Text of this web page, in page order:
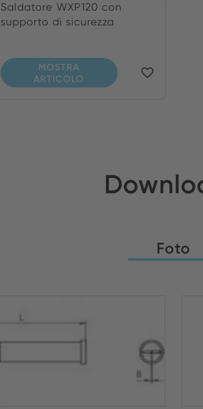
Saldatore WXP120 con
supporto di sicurezza
MOSTRA
ARTICOLO
Foto